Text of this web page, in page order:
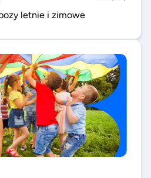
letnie i zimowe